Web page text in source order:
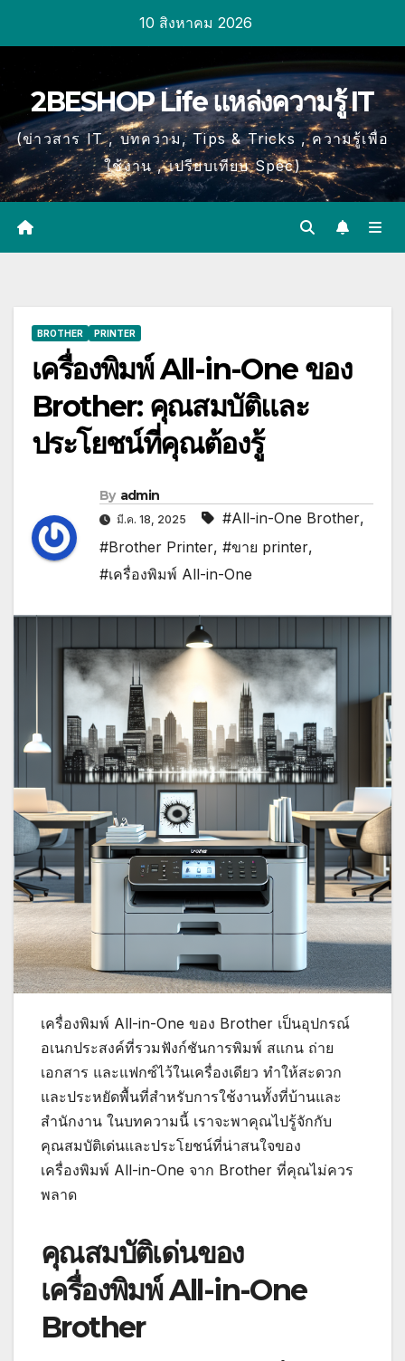
content
10 สิงหาคม 2026
2BESHOP Life แหล่งความรู้ IT
(ข่าวสาร IT , บทความ, Tips & Tricks , ความรู้เพื่อ
ใช้งาน , เปรียบเทียบ Spec)
BROTHER PRINTER
เครื่องพิมพ์ All-in-One ของ
Brother: คุณสมบัติและ
ประโยชน์ที่คุณต้องรู้
By admin
มี.ค. 18, 2025 #All-in-One Brother,
#Brother Printer, #ขาย printer,
#เครื่องพิมพ์ All-in-One
เครื่องพิมพ์ All-in-One ของ Brother เป็นอุปกรณ์
อเนกประสงค์ที่รวมฟังก์ชันการพิมพ์ สแกน ถ่าย
เอกสาร และแฟกซ์ไว้ในเครื่องเดียว ทำให้สะดวก
และประหยัดพื้นที่สำหรับการใช้งานทั้งที่บ้านและ
สำนักงาน ในบทความนี้ เราจะพาคุณไปรู้จักกับ
คุณสมบัติเด่นและประโยชน์ที่น่าสนใจของ
เครื่องพิมพ์ All-in-One จาก Brother ที่คุณไม่ควร
พลาด
คุณสมบัติเด่นของ
เครื่องพิมพ์ All-in-One
Brother